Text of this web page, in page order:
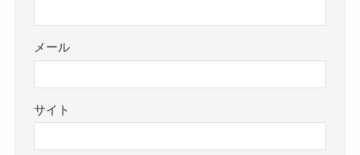
メール
サイト